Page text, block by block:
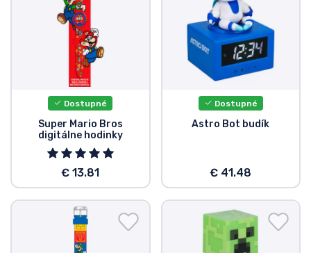
Dostupné
Super Mario Bros
digitálne hodinky
€ 13.81
Dostupné
Astro Bot budík
€ 41.48